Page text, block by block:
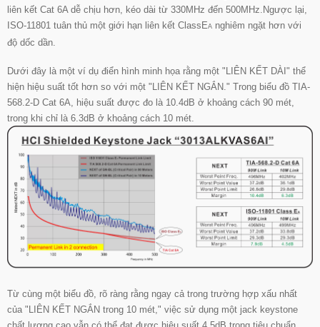
liên kết Cat 6A dễ chịu hơn, kéo dài từ 330MHz đến 500MHz.Ngược lại,
ISO-11801 tuân thủ một giới hạn liên kết ClassEA nghiêm ngặt hơn với
độ dốc dần.
Dưới đây là một ví dụ điển hình minh họa rằng một "LIÊN KẾT DÀI" thể
hiện hiệu suất tốt hơn so với một "LIÊN KẾT NGẮN." Trong biểu đồ TIA-
568.2-D Cat 6A, hiệu suất được đo là 10.4dB ở khoảng cách 90 mét,
trong khi chỉ là 6.3dB ở khoảng cách 10 mét.
Từ cùng một biểu đồ, rõ ràng rằng ngay cả trong trường hợp xấu nhất
của "LIÊN KẾT NGẮN trong 10 mét," việc sử dụng một jack keystone